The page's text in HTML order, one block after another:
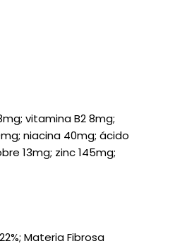
vitamina B2 8mg;
niacina 40mg; ácido
13mg; zinc 145mg;
Materia Fibrosa